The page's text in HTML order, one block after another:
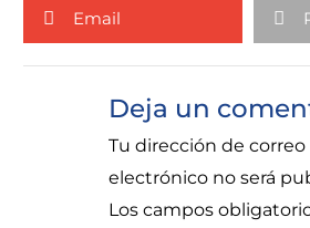
Email
Deja un
Tu dirección de correo
electrónico no será
Los campos